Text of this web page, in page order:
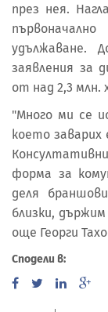
през нея.
удължаване.
заявления за
от над 2,3 млн.
"Много ми се
което заварих
форма за
деля
близки,
още Георги
Сподели в: